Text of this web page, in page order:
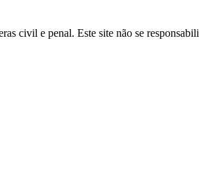
civil e penal. Este site não se